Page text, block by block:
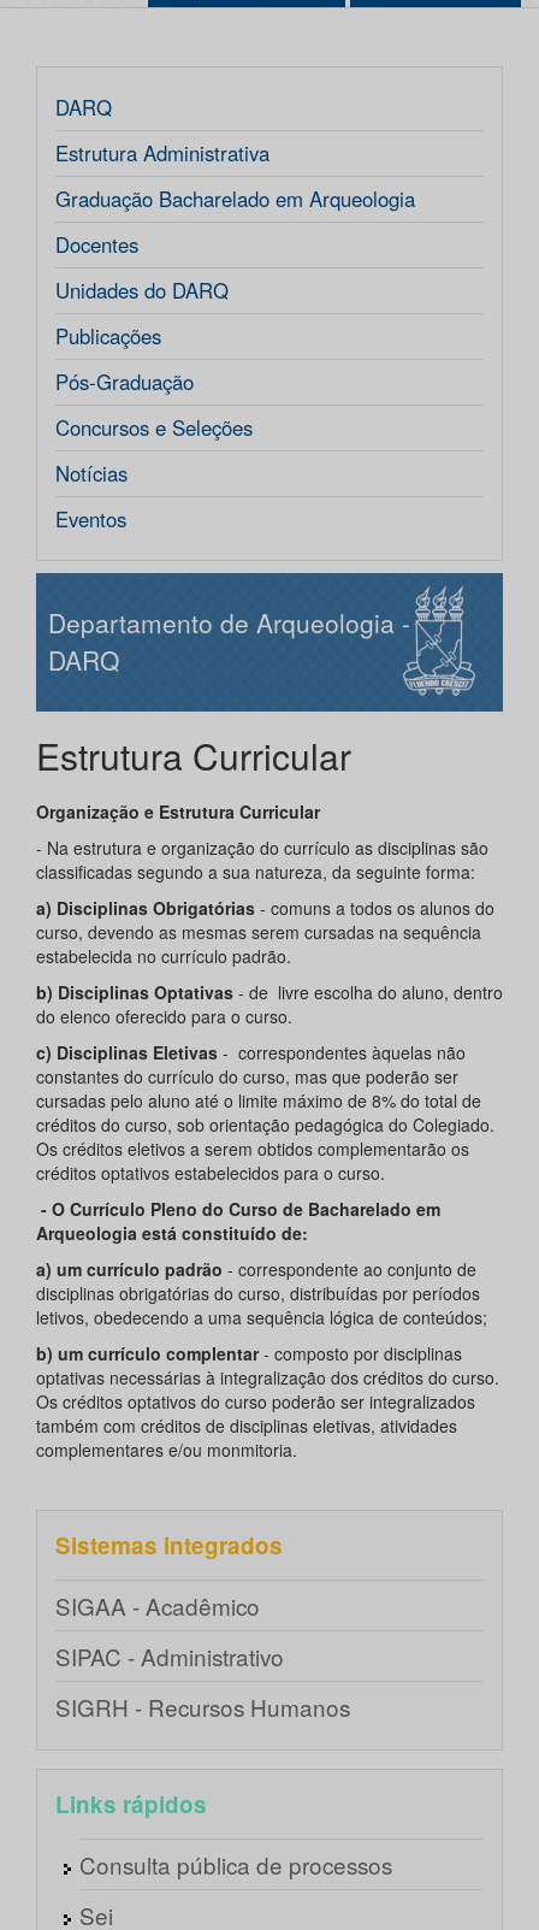
DARQ
Estrutura Administrativa
Graduação Bacharelado em Arqueologia
Docentes
Unidades do DARQ
Publicações
Pós-Graduação
Concursos e Seleções
Notícias
Eventos
Departamento de Arqueologia -
DARQ
Estrutura Curricular
Organização e Estrutura Curricular
- Na estrutura e organização do currículo as disciplinas são
classificadas segundo a sua natureza, da seguinte forma:
a) Disciplinas Obrigatórias - comuns a todos os alunos do
curso, devendo as mesmas serem cursadas na sequência
estabelecida no currículo padrão.
b) Disciplinas Optativas - de livre escolha do aluno, dentro
do elenco oferecido para o curso.
c) Disciplinas Eletivas - correspondentes àquelas não
constantes do currículo do curso, mas que poderão ser
cursadas pelo aluno até o limite máximo de 8% do total de
créditos do curso, sob orientação pedagógica do Colegiado.
Os créditos eletivos a serem obtidos complementarão os
créditos optativos estabelecidos para o curso.
- O Currículo Pleno do Curso de Bacharelado em
Arqueologia está constituído de:
a) um currículo padrão - correspondente ao conjunto de
disciplinas obrigatórias do curso, distribuídas por períodos
letivos, obedecendo a uma sequência lógica de conteúdos;
b) um currículo complentar- composto por disciplinas
optativas necessárias à integralização dos créditos do curso.
Os créditos optativos do curso poderão ser integralizados
também com créditos de disciplinas eletivas, atividades
complementares e/ou monmitoria.
Sistemas integrados
SIGAA - Acadêmico
SIPAC - Administrativo
SIGRH - Recursos Humanos
Links rápidos
Consulta pública de processos
Sei